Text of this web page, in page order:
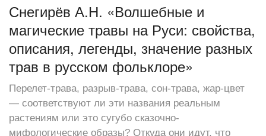
Снегирёв А.Н. «Волшебные и
магические травы на Руси: свойства,
описания, легенды, значение разных
трав в русском фольклоре»
Перелет-трава, разрыв-трава, сон-трава, жар-цвет
— соответствуют ли эти названия реальным
растениям или это сугубо сказочно-
мифологические образы? Откуда они идут, что